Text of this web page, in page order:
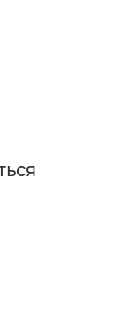
заказ
в
код.
Когда
придет